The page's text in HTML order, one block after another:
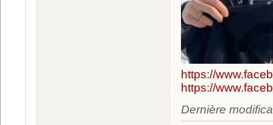
https://
https://
Dernière